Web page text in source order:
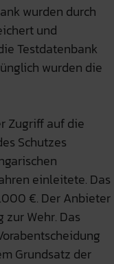
wurden durch
und
Testdatenbank
wurden die
Zugriff auf die
Schutzes
einleitete. Das
€. Der Anbieter
Wehr. Das
Grundsatz der